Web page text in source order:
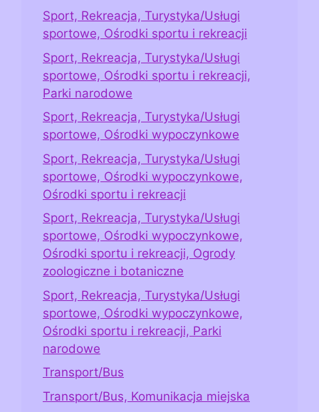
Sport, Rekreacja, Turystyka/Usługi
sportowe, Ośrodki sportu i rekreacji
Sport, Rekreacja, Turystyka/Usługi
sportowe, Ośrodki sportu i rekreacji,
Parki narodowe
Sport, Rekreacja, Turystyka/Usługi
sportowe, Ośrodki wypoczynkowe
Sport, Rekreacja, Turystyka/Usługi
sportowe, Ośrodki wypoczynkowe,
Ośrodki sportu i rekreacji
Sport, Rekreacja, Turystyka/Usługi
sportowe, Ośrodki wypoczynkowe,
Ośrodki sportu i rekreacji, Ogrody
zoologiczne i botaniczne
Sport, Rekreacja, Turystyka/Usługi
sportowe, Ośrodki wypoczynkowe,
Ośrodki sportu i rekreacji, Parki
narodowe
Transport/Bus
Transport/Bus, Komunikacja miejska